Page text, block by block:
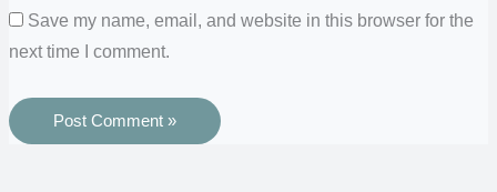
Save my name, email, and website in this browser for the
next time I comment.